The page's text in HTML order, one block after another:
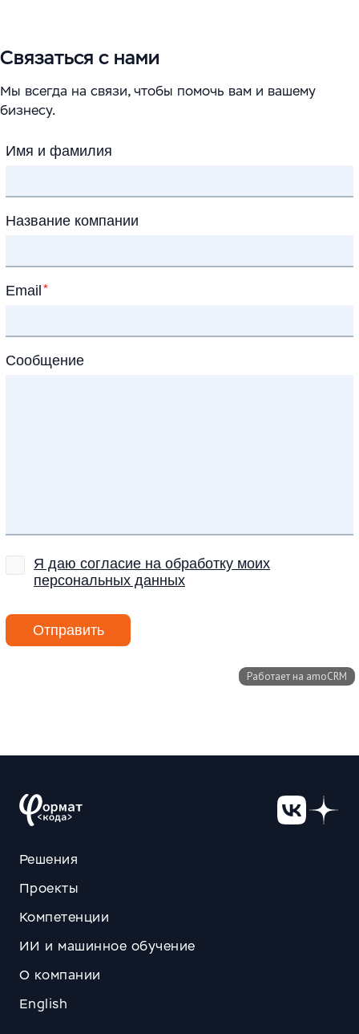
Связаться с нами
Мы всегда на связи, чтобы помочь вам и вашему
бизнесу.
Решения
Проекты
Компетенции
ИИ и машинное обучение
О компании
English